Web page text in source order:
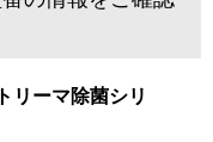
リーマ除菌シリ